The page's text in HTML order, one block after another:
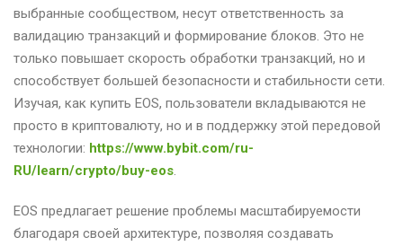
выбранные сообществом, несут ответственность за
валидацию транзакций и формирование блоков. Это не
только повышает скорость обработки транзакций, но и
способствует большей безопасности и стабильности сети.
Изучая, как купить EOS, пользователи вкладываются не
просто в криптовалюту, но и в поддержку этой передовой
технологии: https://www.bybit.com/ru-
RU/learn/crypto/buy-eos.
EOS предлагает решение проблемы масштабируемости
благодаря своей архитектуре, позволяя создавать